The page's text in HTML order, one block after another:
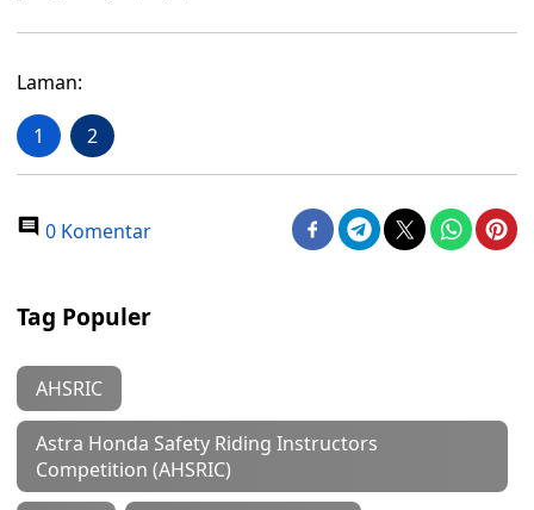
Laman:
1 2
0 Komentar
Tag Populer
AHSRIC
Astra Honda Safety Riding Instructors
Competition (AHSRIC)